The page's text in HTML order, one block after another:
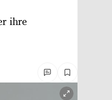
ihre